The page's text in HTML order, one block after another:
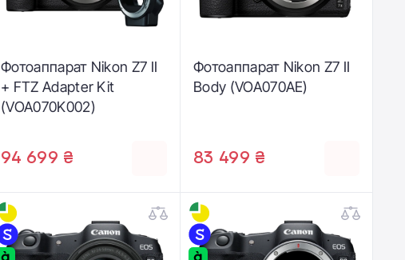
Фотоаппарат Nikon Z7 II
+ FTZ Adapter Kit
(VOA070K002)
94 699 ₴
Фотоаппарат Nikon Z7 II
Body (VOA070AE)
83 499 ₴